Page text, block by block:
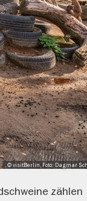
, © visitBerlin, Foto: Dagmar
zählen